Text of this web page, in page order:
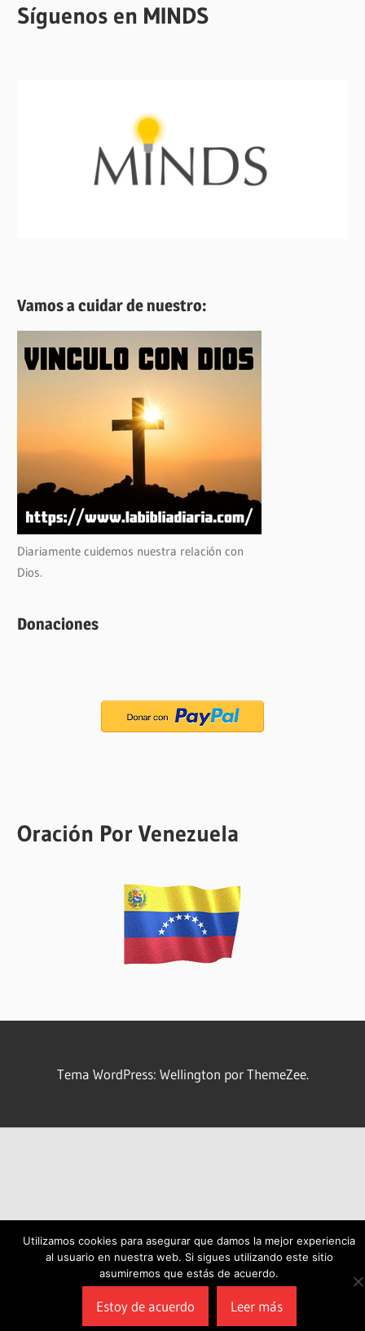
Síguenos en MINDS
Vamos a cuidar de nuestro:
Diariamente cuidemos nuestra relación con
Dios.
Donaciones
Oración Por Venezuela
Tema WordPress: Wellington por ThemeZee.
Utilizamos cookies para asegurar que damos la mejor experiencia
al usuario en nuestra web. Si sigues utilizando este sitio
asumiremos que estás de acuerdo.
Estoy de acuerdo Leer más